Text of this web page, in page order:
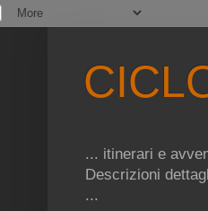
... itinerari e
Descrizioni
...